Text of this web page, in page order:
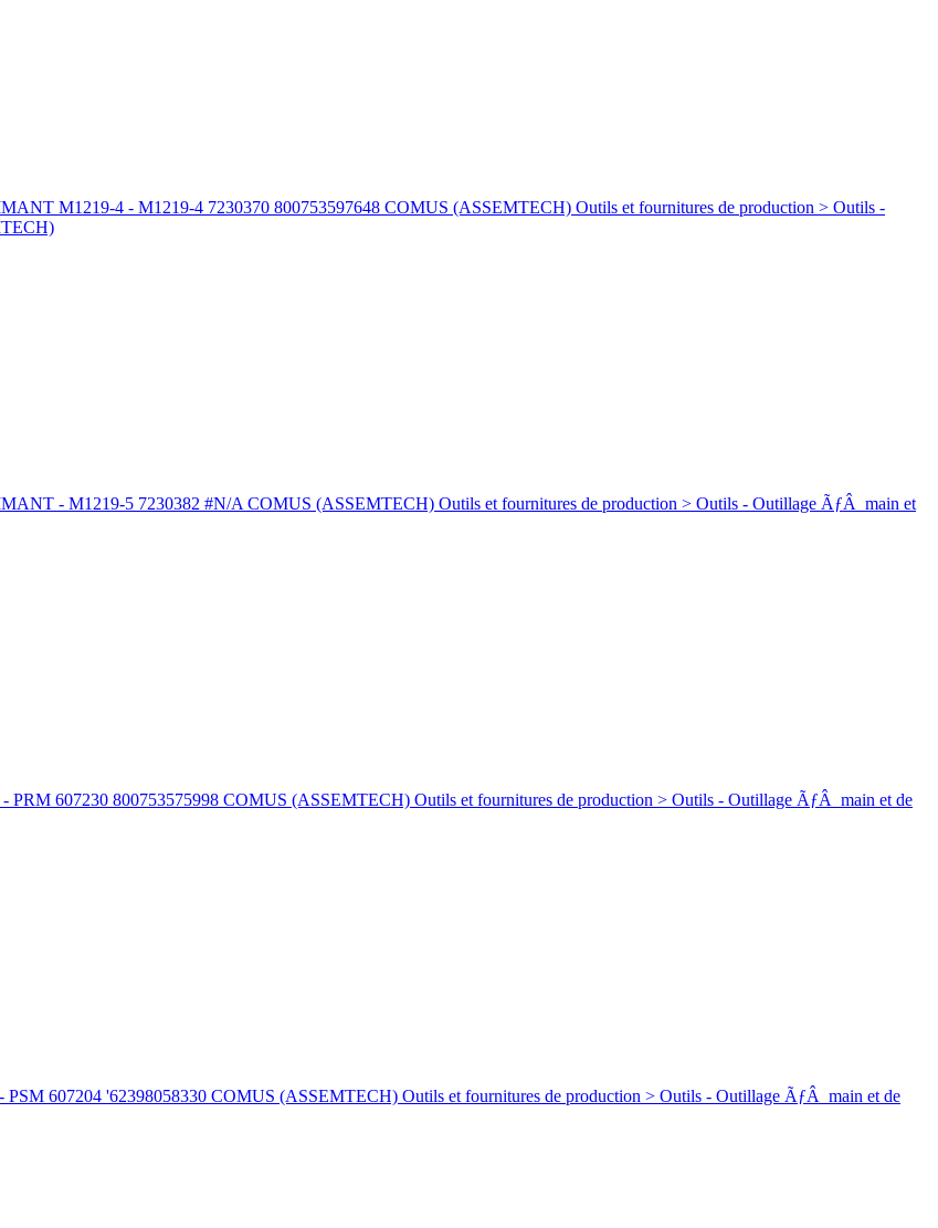
M1219-4 - M1219-4 7230370 800753597648 COMUS (ASSEMTECH) Outils et fournitures de production > Outils -
- M1219-5 7230382 #N/A COMUS (ASSEMTECH) Outils et fournitures de production > Outils - Outillage ÃƒÂ main et
607230 800753575998 COMUS (ASSEMTECH) Outils et fournitures de production > Outils - Outillage ÃƒÂ main et de
607204 '62398058330 COMUS (ASSEMTECH) Outils et fournitures de production > Outils - Outillage ÃƒÂ main et de